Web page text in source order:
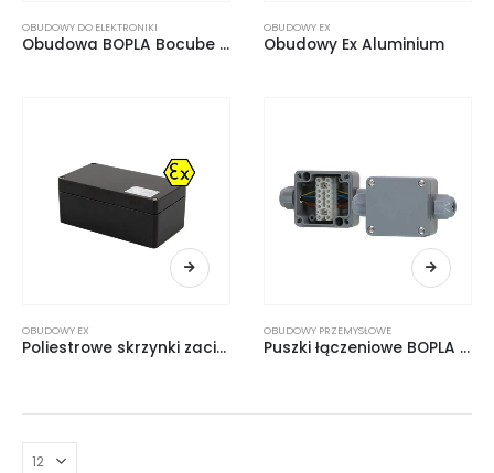
OBUDOWY DO ELEKTRONIKI
Obudowa BOPLA Bocube ABS
OBUDOWY EX
Obudowy Ex Aluminium
OBUDOWY EX
Poliestrowe skrzynki zaciskowe i przyłączeniowe Ex
OBUDOWY PRZEMYSŁOWE
Puszki łączeniowe BOPLA Euromas Polymas